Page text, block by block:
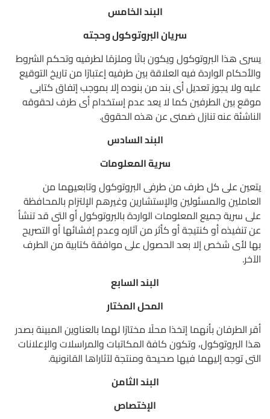
البند الخامس
سريان البروتوكول وحجته
يسرى هذا البروتوكول ويكون باتًا وملزمًا لطرفيه وتحكم الشروط
والأحكام الواردة فيه العلاقة بين طرفيه إعتبارًا من تاريخ التوقيع
عليه ولا يجوز تعديل أى بند من بنوده إلا بموجب إتفاق كتابى
موقع بين الطرفين كما لا يعد عدم إستخدام أى طرف لحقوقه
الناشئة عنه تنازل ضمنى عن هذه الحقوق.
البند السادس
سرية المعلومات
يتعين على كل طرف من طرفى البروتوكول وتابعيهما من
العاملين والمسئولين والإستشارين وغيرهم الإلتزام بالمحافظة
على سرية جميع المعلومات الواردة بالبروتوكول أو التى قد تنشأ
عن تنفيذه أو كنتيجة أو كأثر من آثاره وعدم إفشائها أو التصريح
بها لأى شخص إلا بعد الحصول على موافقة كتابية من الطرف
الآخر.
البند السابع
المحل المختار
أقر الطرفان بأنهما إتخذا محلًا مختارًا لهما بالعناوين المبينة بصدر
هذا البروتوكول، وتكون كافة المكاتبات والمراسلات والإعلانات
التى توجه إليهما فيها صحيحة ومنتجة لآثاراها القانونية.
البند الثامن
الإختصاص